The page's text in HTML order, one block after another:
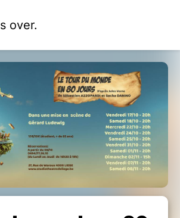
over.